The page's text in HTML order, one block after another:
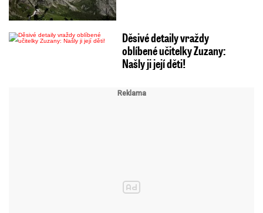
Děsivé detaily vraždy
oblíbené učitelky Zuzany:
Našly ji její děti!